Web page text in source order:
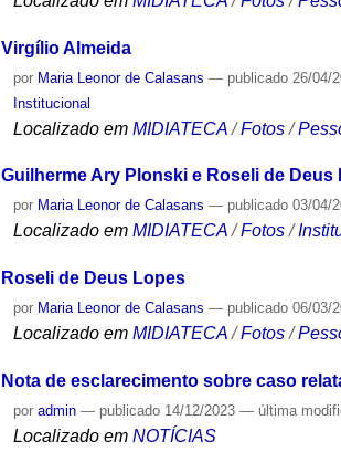
Virgílio Almeida
por Maria Leonor de Calasans — publicado 26/04/
Institucional
Localizado em MIDIATECA /Fotos /
Guilherme Ary Plonski e Roseli de Deus
por Maria Leonor de Calasans — publicado 03/04/
Localizado em MIDIATECA /Fotos /
Roseli de Deus Lopes
por Maria Leonor de Calasans — publicado 06/03/
Localizado em MIDIATECA /Fotos /
Nota de esclarecimento sobre caso
poradmin — publicado 14/12/2023— última
Localizado em NOTÍCIAS